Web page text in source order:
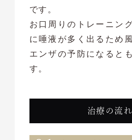
です。
お口周りのトレーニン
に唾液が多く出るため
エンザの予防になると
す。
治療の流れ